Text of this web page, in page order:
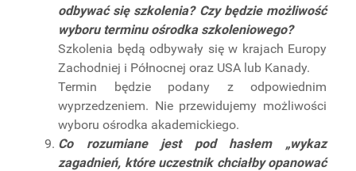
odbywać się szkolenia? Czy będzie możliwość
wyboru terminu ośrodka szkoleniowego?
Szkolenia będą odbywały się w krajach Europy
Zachodniej i Północnej oraz USA lub Kanady.
Termin będzie podany z odpowiednim
wyprzedzeniem. Nie przewidujemy możliwości
wyboru ośrodka akademickiego.
Co rozumiane jest pod hasłem „wykaz
zagadnień, które uczestnik chciałby opanować